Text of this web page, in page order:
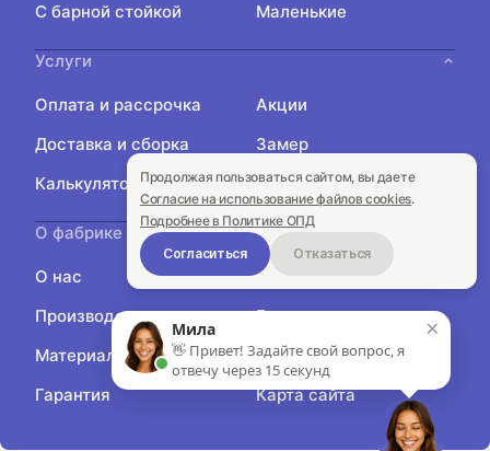
С барной стойкой
Маленькие
Услуги
Оплата и рассрочка
Акции
Доставка и сборка
Замер
Калькулятор
Подбор кухни
О фабрике
О нас
Контакты
Производство
Блог
Материалы
Отзывы
Гарантия
Карта сайта
Продолжая пользоваться сайтом, вы даете
Согласие на использование файлов cookies.
Подробнее в Политике ОПД
Согласиться
Отказаться
×
Мила
👋 Привет! Задайте свой вопрос, я
отвечу через 15 секунд